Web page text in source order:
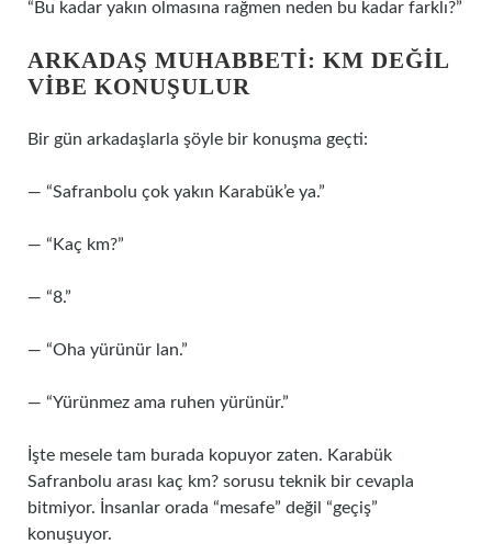
“Bu kadar yakın olmasına rağmen neden bu kadar farklı?”
ARKADAŞ MUHABBETI: KM DEĞIL
VIBE KONUŞULUR
Bir gün arkadaşlarla şöyle bir konuşma geçti:
— “Safranbolu çok yakın Karabük’e ya.”
— “Kaç km?”
— “8.”
— “Oha yürünür lan.”
— “Yürünmez ama ruhen yürünür.”
İşte mesele tam burada kopuyor zaten. Karabük
Safranbolu arası kaç km? sorusu teknik bir cevapla
bitmiyor. İnsanlar orada “mesafe” değil “geçiş”
konuşuyor.